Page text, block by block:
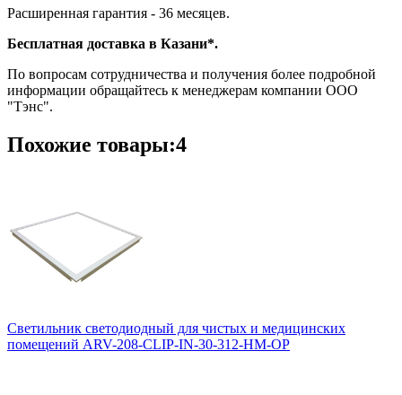
Расширенная гарантия - 36 месяцев.
Бесплатная доставка в Казани*.
По вопросам сотрудничества и получения более подробной
информации обращайтесь к менеджерам компании ООО
"Тэнс".
Похожие товары:4
Светильник светодиодный для чистых и медицинских
помещений ARV-208-CLIP-IN-30-312-НM-OP